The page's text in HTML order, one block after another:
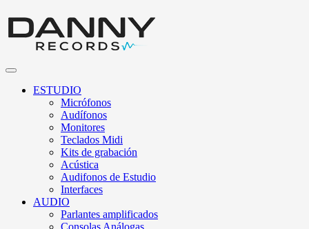
ESTUDIO
Micrófonos
Audífonos
Monitores
Teclados Midi
Kits de grabación
Acústica
Audifonos de Estudio
Interfaces
AUDIO
Parlantes amplificados
Consolas Análogas